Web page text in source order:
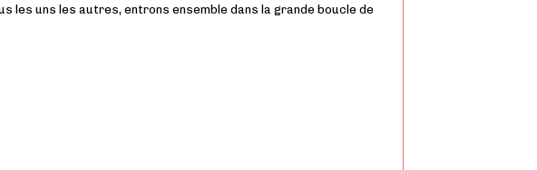
les uns les autres, entrons ensemble dans la grande boucle de